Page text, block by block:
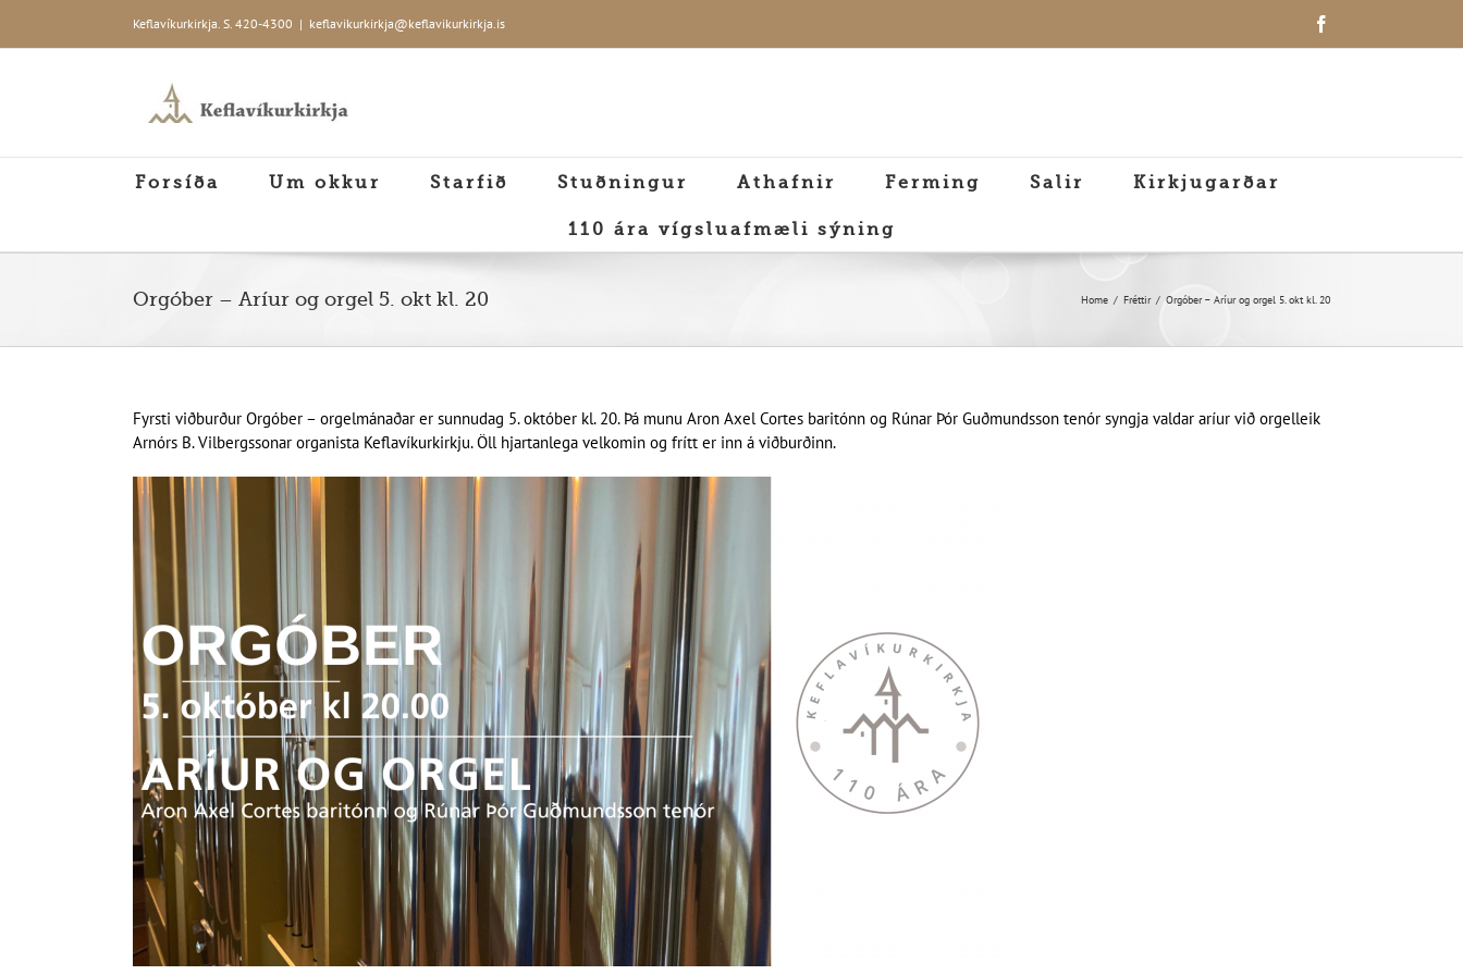
Keflavíkurkirkja. S. 420-4300 | keflavikurkirkja@keflavikurkirkja.is
Forsíða Um okkur Starfið Stuðningur Athafnir Ferming Salir Kirkjugarðar
110 ára vígsluafmæli sýning
Orgóber – Aríur og orgel 5. okt kl. 20 Home Fréttir Orgóber – Aríur og orgel 5. okt kl. 20
Fyrsti viðburður Orgóber – orgelmánaðar er sunnudag 5. október kl. 20. Þá munu Aron Axel Cortes baritónn og Rúnar Þór Guðmundsson tenór syngja valdar aríur við orgelleik
Arnórs B. Vilbergssonar organista Keflavíkurkirkju. Öll hjartanlega velkomin og frítt er inn á viðburðinn.